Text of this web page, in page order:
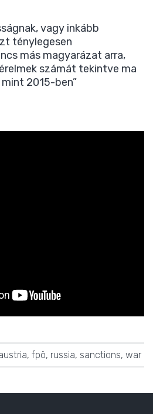
vagy inkább
ténylegesen
más magyarázat arra,
számát tekintve ma
2015-ben”
, fpö, russia, sanctions, war